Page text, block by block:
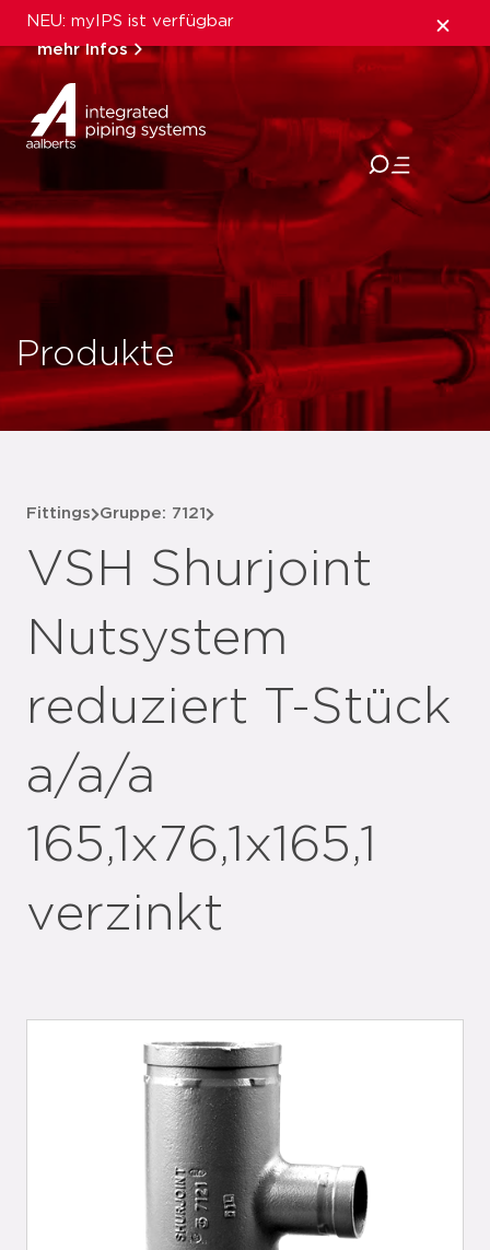
NEU: myIPS ist verfügbar
mehr Infos
schließen
Produkte
Fittings Gruppe: 7121
VSH Shurjoint
Nutsystem
reduziert T-Stück
a/a/a
165,1x76,1x165,1
verzinkt